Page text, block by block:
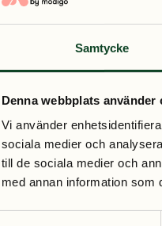
Samtycke
Denna webbplats använder
Vi använder
sociala medier och
till de sociala medier och
med annan information som